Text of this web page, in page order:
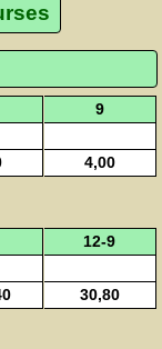
9
4,00
12-9
30,80